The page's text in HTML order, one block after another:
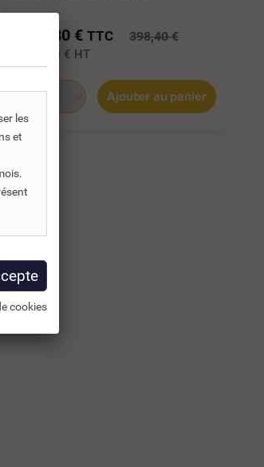
298,80 € TTC 398,40 €
249,00 € HT
Ajouter au panier
les
et
cookies